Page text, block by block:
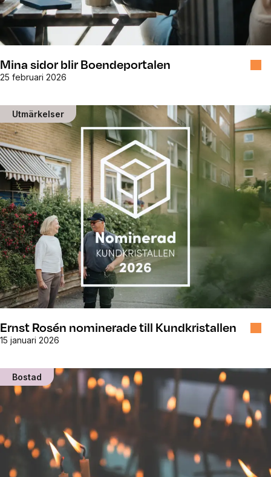
Mina sidor blir Boendeportalen
25 februari 2026
Utmärkelser
Ernst Rosén nominerade till Kundkristallen
15 januari 2026
Bostad